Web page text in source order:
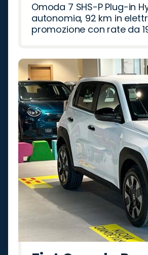
Omoda 7 SHS-P Plug-in
autonomia, 92 km in
promozione con rate da